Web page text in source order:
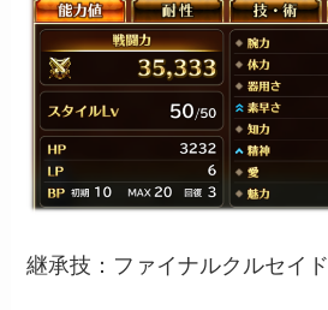
継承技：ファイナルクルセイド